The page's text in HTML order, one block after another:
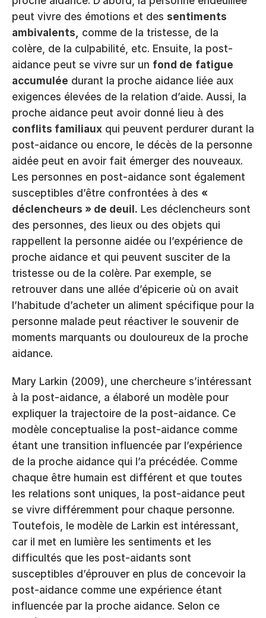
peut vivre des émotions et des sentiments
ambivalents, comme de la tristesse, de la
colère, de la culpabilité, etc. Ensuite, la post-
aidance peut se vivre sur un fond de fatigue
accumulée durant la proche aidance liée aux
exigences élevées de la relation d’aide. Aussi, la
conflits familiaux qui peuvent perdurer durant la
post-aidance ou encore, le décès de la personne
aidée peut en avoir fait émerger des nouveaux.
Les personnes en post-aidance sont également
susceptibles d’être confrontées à des «
déclencheurs » de deuil. Les déclencheurs sont
des personnes, des lieux ou des objets qui
rappellent la personne aidée ou l’expérience de
proche aidance et qui peuvent susciter de la
tristesse ou de la colère. Par exemple, se
retrouver dans une allée d’épicerie où on avait
l’habitude d’acheter un aliment spécifique pour la
personne malade peut réactiver le souvenir de
moments marquants ou douloureux de la proche
aidance.
Mary Larkin (2009), une chercheure s’intéressant
à la post-aidance, a élaboré un modèle pour
expliquer la trajectoire de la post-aidance. Ce
modèle conceptualise la post-aidance comme
étant une transition influencée par l’expérience
de la proche aidance qui l’a précédée. Comme
chaque être humain est différent et que toutes
les relations sont uniques, la post-aidance peut
se vivre différemment pour chaque personne.
Toutefois, le modèle de Larkin est intéressant,
car il met en lumière les sentiments et les
difficultés que les post-aidants sont
susceptibles d’éprouver en plus de concevoir la
post-aidance comme une expérience étant
influencée par la proche aidance. Selon ce